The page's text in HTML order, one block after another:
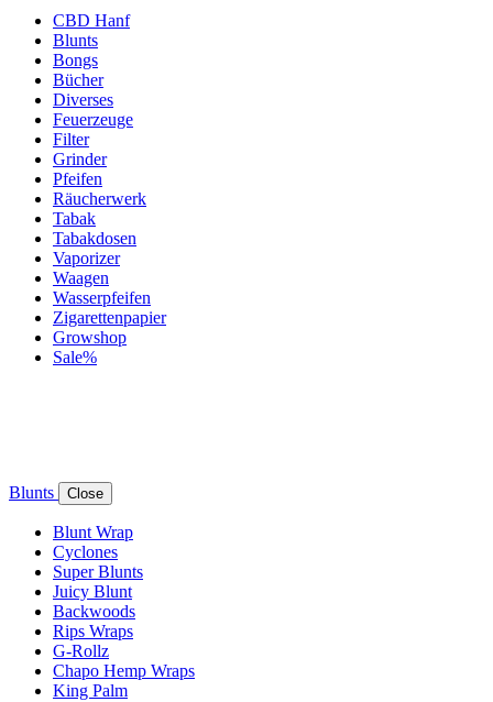
CBD Hanf
Blunts
Bongs
Bücher
Diverses
Feuerzeuge
Filter
Grinder
Pfeifen
Räucherwerk
Tabak
Tabakdosen
Vaporizer
Waagen
Wasserpfeifen
Zigarettenpapier
Growshop
Sale%
Blunts Close
Blunt Wrap
Cyclones
Super Blunts
Juicy Blunt
Backwoods
Rips Wraps
G-Rollz
Chapo Hemp Wraps
King Palm